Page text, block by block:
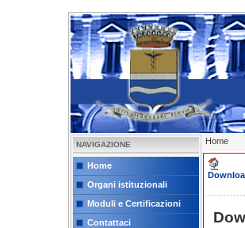
NAVIGAZIONE
Home
Organi istituzionali
Moduli e Certificazioni
Contattaci
Home